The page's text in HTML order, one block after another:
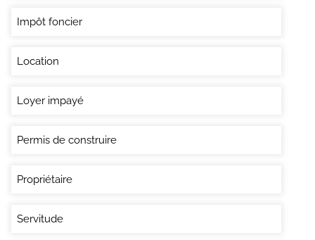
Impôt foncier
Location
Loyer impayé
Permis de construire
Propriétaire
Servitude